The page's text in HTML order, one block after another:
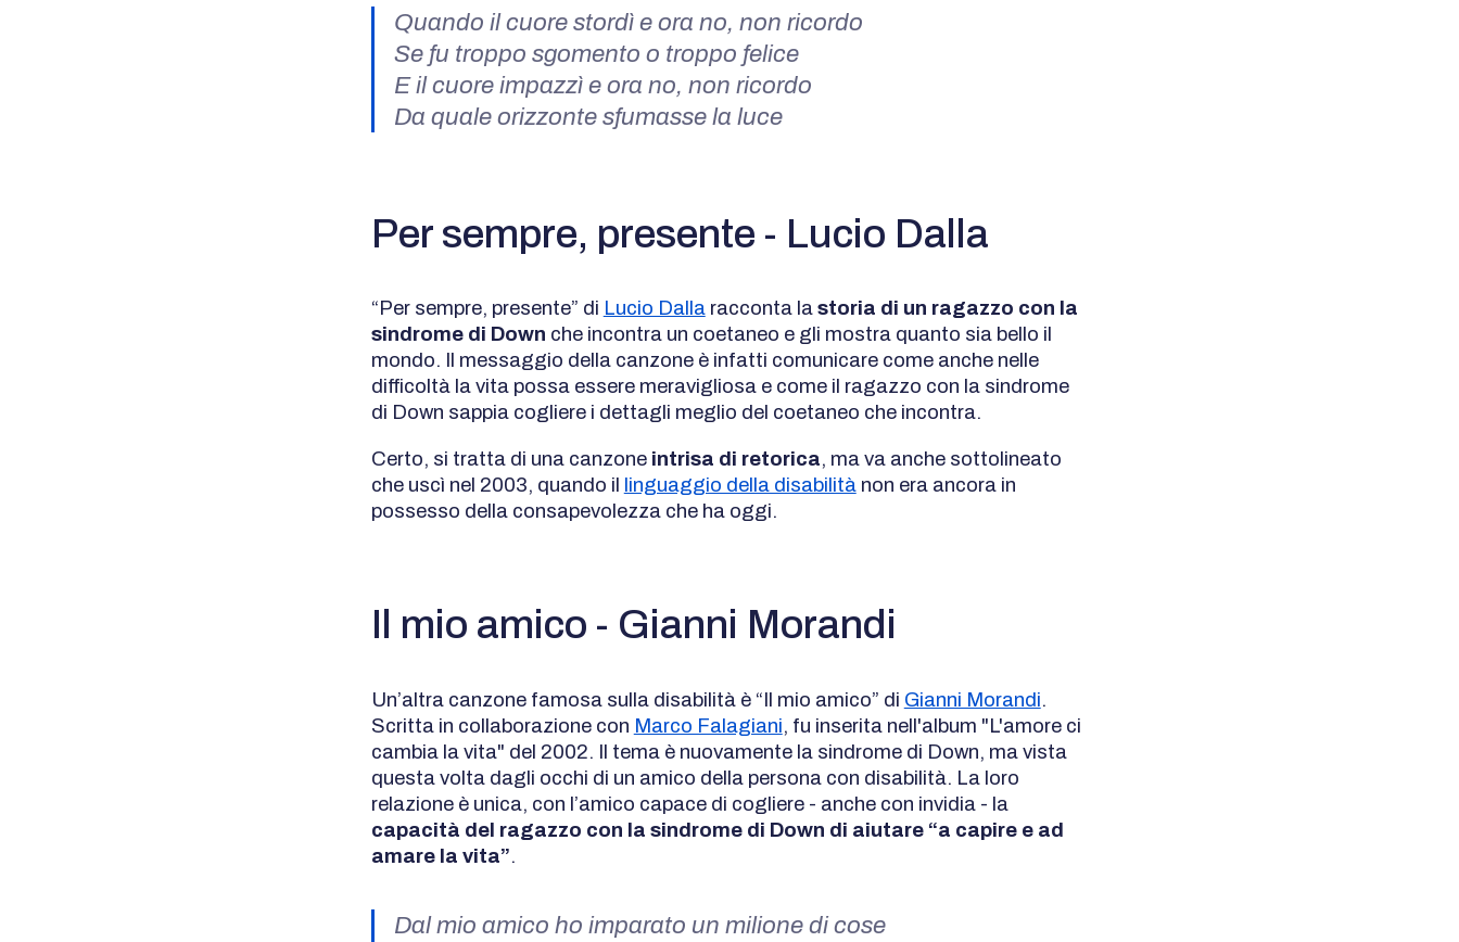
Quando il cuore stordì e ora no, non ricordo
Se fu troppo sgomento o troppo felice
E il cuore impazzì e ora no, non ricordo
Da quale orizzonte sfumasse la luce
Per sempre, presente - Lucio Dalla
“Per sempre, presente” di Lucio Dallaracconta la storia di un ragazzo con la
sindrome di Down che incontra un coetaneo e gli mostra quanto sia bello il
mondo. Il messaggio della canzone è infatti comunicare come anche nelle
difficoltà la vita possa essere meravigliosa e come il ragazzo con la sindrome
di Down sappia cogliere i dettagli meglio del coetaneo che incontra.
Certo, si tratta di una canzoneintrisa di retorica, ma va anche sottolineato
che uscì nel 2003, quando il linguaggio della disabilitànon era ancora in
possesso della consapevolezza che ha oggi.
Il mio amico - Gianni Morandi
Un’altra canzone famosa sulla disabilità è “Il mio amico” di Gianni Morandi.
Scritta in collaborazione con Marco Falagiani, fu inserita nell'album "L'amore ci
cambia la vita" del 2002. Il tema è nuovamente la sindrome di Down, ma vista
questa volta dagli occhi di un amico della persona con disabilità. La loro
relazione è unica, con l’amico capace di cogliere - anche con invidia - la
capacità del ragazzo con la sindrome di Down di aiutare “a capire e ad
amare la vita”.
Dal mio amico ho imparato un milione di cose